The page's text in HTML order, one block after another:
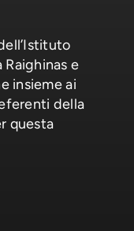
e
insieme ai
della
questa